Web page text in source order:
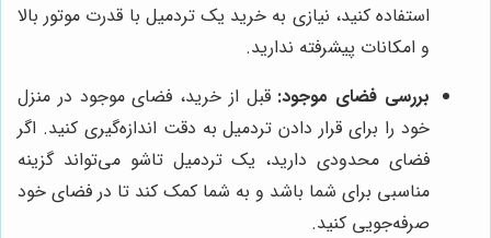
استفاده کنید، نیازی به خرید یک تردمیل با قدرت موتور بالا
و امکانات پیشرفته ندارید.
بررسی فضای موجود: قبل از خرید، فضای موجود در منزل
خود را برای قرار دادن تردمیل به دقت اندازه‌گیری کنید. اگر
فضای محدودی دارید، یک تردمیل تاشو می‌تواند گزینه
مناسبی برای شما باشد و به شما کمک کند تا در فضای خود
صرفه‌جویی کنید.